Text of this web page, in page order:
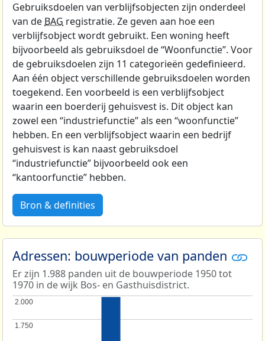
Gebruiksdoelen van verblijfsobjecten zijn onderdeel
van de BAG registratie. Ze geven aan hoe een
verblijfsobject wordt gebruikt. Een woning heeft
bijvoorbeeld als gebruiksdoel de “Woonfunctie”. Voor
de gebruiksdoelen zijn 11 categorieën gedefinieerd.
Aan één object verschillende gebruiksdoelen worden
toegekend. Een voorbeeld is een verblijfsobject
waarin een boerderij gehuisvest is. Dit object kan
zowel een “industriefunctie” als een “woonfunctie”
hebben. En een verblijfsobject waarin een bedrijf
gehuisvest is kan naast gebruiksdoel
“industriefunctie” bijvoorbeeld ook een
“kantoorfunctie” hebben.
Bron & definities
Adressen: bouwperiode van panden
Er zijn 1.988 panden uit de bouwperiode 1950 tot
1970 in de wijk Bos- en Gasthuisdistrict.
1.750
1.750
2.000
2.000